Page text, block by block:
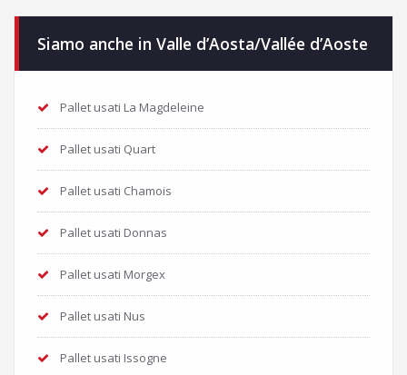
Siamo anche in Valle d’Aosta/Vallée d’Aoste
Pallet usati La Magdeleine
Pallet usati Quart
Pallet usati Chamois
Pallet usati Donnas
Pallet usati Morgex
Pallet usati Nus
Pallet usati Issogne